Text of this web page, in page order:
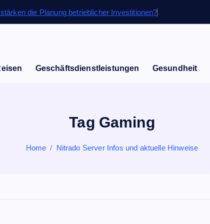
die Planung betrieblicher Investitionen?
Geschäftsdienstleistungen Gesundheit
Tag Gaming
Home Nitrado Server Infos und aktuelle Hinweise